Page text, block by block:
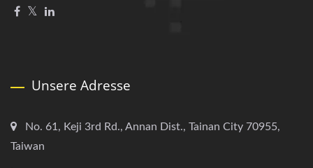
Unsere Adresse
No. 61, Keji 3rd Rd., Annan Dist., Tainan City 70955,
Taiwan